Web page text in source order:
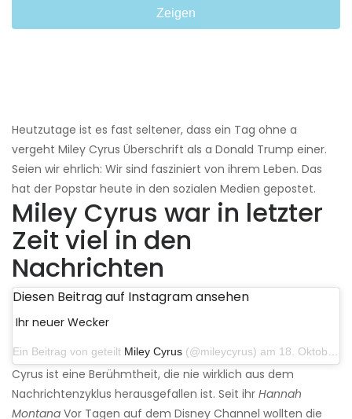
Zeigen
Heutzutage ist es fast seltener, dass ein Tag ohne a
vergeht Miley Cyrus Überschrift als a Donald Trump einer.
Seien wir ehrlich: Wir sind fasziniert von ihrem Leben. Das
hat der Popstar heute in den sozialen Medien gepostet.
Miley Cyrus war in letzter
Zeit viel in den
Nachrichten
Diesen Beitrag auf Instagram ansehen
Ihr neuer Wecker
Ein Beitrag von geteilt Miley Cyrus (@mileycyrus) am 18. Oktober 2019 um 19:03 Uhr PDT
Cyrus ist eine Berühmtheit, die nie wirklich aus dem
Nachrichtenzyklus herausgefallen ist. Seit ihr Hannah
Montana Vor Tagen auf dem Disney Channel wollten die